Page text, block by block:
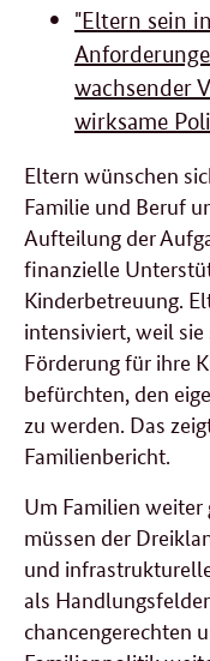
"Eltern sein
wachsender
wirksame
Eltern wünschen
Familie und Beruf
Aufteilung der
finanzielle
Kinderbetreuung.
intensiviert, weil
Förderung für ihre
befürchten, den
zu werden. Das
Familienbericht.
Um Familien weiter
müssen der
und
als
chancengerechten